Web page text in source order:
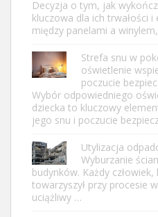
Decyzja o tym, jak
kluczowa dla ich trwałości i
między panelami a
Strefa snu w
oświetlenie
poczucie
Wybór odpowiedniego
dziecka to kluczowy
jego snu i poczucie
Utylizacja
Wyburzanie
budynków. Każdy
towarzyszył przy procesie
uciążliwy …